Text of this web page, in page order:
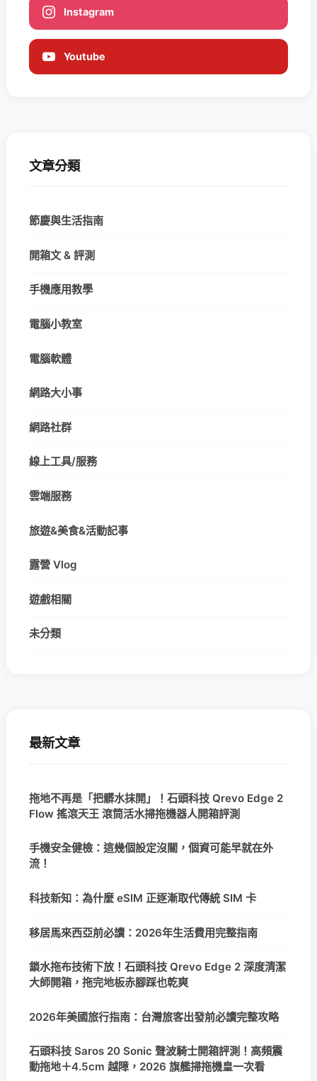
Instagram
Youtube
文章分類
節慶與生活指南
開箱文 & 評測
手機應用教學
電腦小教室
電腦軟體
網路大小事
網路社群
線上工具/服務
雲端服務
旅遊&美食&活動記事
露營 Vlog
遊戲相關
未分類
最新文章
拖地不再是「把髒水抹開」！石頭科技 Qrevo Edge 2
Flow 搖滾天王 滾筒活水掃拖機器人開箱評測
手機安全健檢：這幾個設定沒關，個資可能早就在外
流！
科技新知：為什麼 eSIM 正逐漸取代傳統 SIM 卡
移居馬來西亞前必讀：2026年生活費用完整指南
鎖水拖布技術下放！石頭科技 Qrevo Edge 2 深度清潔
大師開箱，拖完地板赤腳踩也乾爽
2026年美國旅行指南：台灣旅客出發前必讀完整攻略
石頭科技 Saros 20 Sonic 聲波騎士開箱評測！高頻震
動拖地＋4.5cm 越障，2026 旗艦掃拖機皇一次看